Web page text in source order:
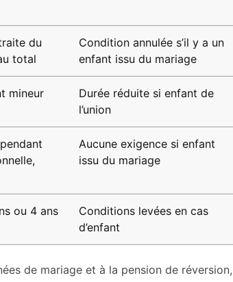
du
total
Condition annulée s’il y a un
enfant issu du mariage
mineur
Durée réduite si enfant de
l’union
Aucune exigence si enfant
issu du mariage
ou 4 ans
Conditions levées en cas
d’enfant
de mariage et à la pension de réversion,